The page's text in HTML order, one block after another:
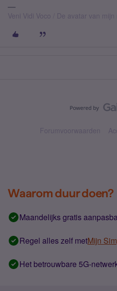
Veni Vidi Voco / De avatar van
Forumvoorwaarden
Waarom duur doen?
Maandelijks gratis
Regel alles zelf metMijn
Het betrouwbare 5G-